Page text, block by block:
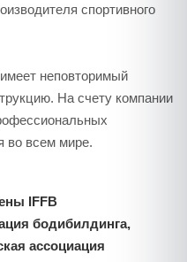
спортивного
неповторимый
На счету компании
во всем мире.
IFFB
бодибилдинга,
ассоциация